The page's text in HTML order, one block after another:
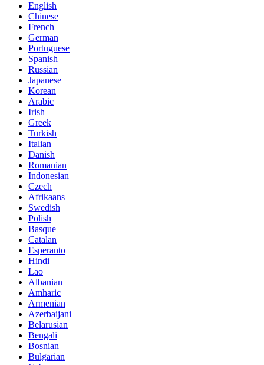
English
Chinese
French
German
Portuguese
Spanish
Russian
Japanese
Korean
Arabic
Irish
Greek
Turkish
Italian
Danish
Romanian
Indonesian
Czech
Afrikaans
Swedish
Polish
Basque
Catalan
Esperanto
Hindi
Lao
Albanian
Amharic
Armenian
Azerbaijani
Belarusian
Bengali
Bosnian
Bulgarian